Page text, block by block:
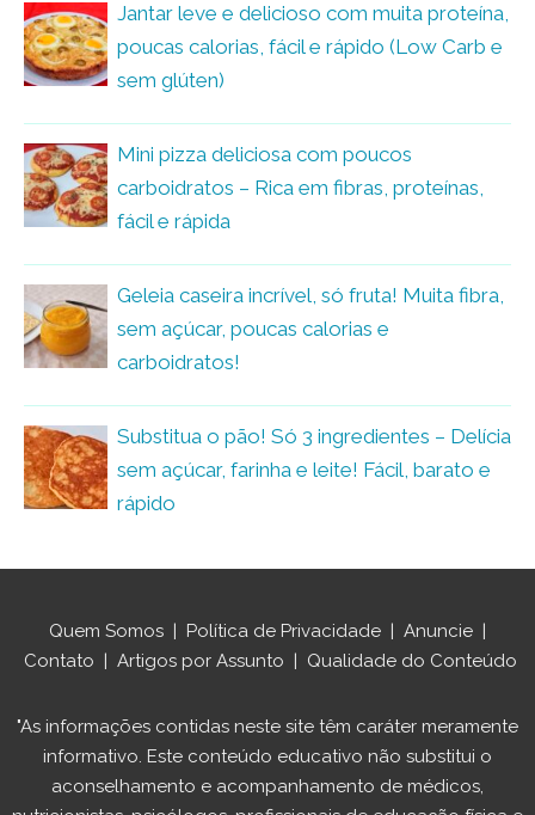
Jantar leve e delicioso com muita proteína,
poucas calorias, fácil e rápido (Low Carb e
sem glúten)
Mini pizza deliciosa com poucos
carboidratos – Rica em fibras, proteínas,
fácil e rápida
Geleia caseira incrível, só fruta! Muita fibra,
sem açúcar, poucas calorias e
carboidratos!
Substitua o pão! Só 3 ingredientes – Delícia
sem açúcar, farinha e leite! Fácil, barato e
rápido
Quem Somos Política de Privacidade Anuncie
Contato
Artigos por Assunto Qualidade do Conteúdo
"As informações contidas neste site têm caráter meramente
informativo. Este conteúdo educativo não substitui o
aconselhamento e acompanhamento de médicos,